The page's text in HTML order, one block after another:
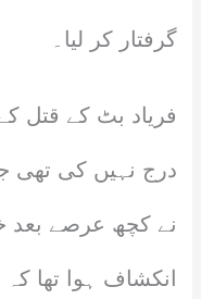
گرفتار کر لیا۔
فریاد بٹ کے قتل
درج نہیں کی تھی
نے کچھ عرصے
انکشاف ہوا تھا